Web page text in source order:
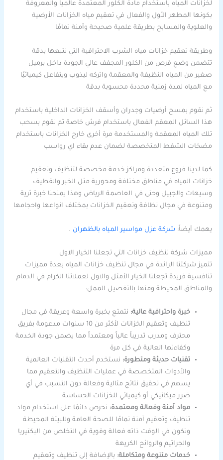
لخزانات المياه باستخدام مادة الكلور المعتمدة عالمياً والمعروفة
بكونها المطهر الأول والفعال في تعقيم مياه الخزانات الأرضية
والعلوية والمسابح بطريقة علمية صحيحة وآمنة تمامًا
وطريقة تعقيم خزانات مياه الشرب الاحترافية التي نتبعها بدقة
تتضمن وضع قرص من الكلور المجفف عالي الجودة داخل برميل
صغير من المياه النظيفة والمعقمة واتركه ليذوب ويتفاعل كيميائيًا
مع المياه لمدة زمنية محددة محسوبة بدقة
ثم نقوم بمسح أرضيات وجدران وأسقف الخزانات الداخلية باستخدام
هذا السائل المعقم الفعال باستخدام فرش خاصة ثم نقوم بسحب
تلك المياه المعقمة والمستخدمة مرة أخرى خارج الخزانات باستخدام
مضخات الشفط المتخصصة لضمان عدم بقاء اي رواسب
كما لدينا فروع متعددة ومراكز خدمة مخصصة لتنظيف وتعقيم
خزانات المياه في مناطق مختلفة ومحورية مثل الخبر والقطيف
وسيهات والجبيل وحتى في العاصمة الرياض وهذا يمنحنا خبرة ثرية
ومتنوعة في مجال نظافة وتعقيم الخزانات بمختلف انواعها واحجامها
يهمك أيضاً: شركة عزل مواسير المياه بالظهران .
مميزات شركة تنظيف خزانات التي تجعلنا الخيار الاول
تتميز شركتنا الرائدة في مجال تنظيف خزانات المياه بعدة مميزات
تنافسية فريدة تجعلنا الخيار الأمثل والاول لعملائنا الكرام في الدمام
والمناطق المحيطة ومنها بالتفصيل الممل:
خبرة واحترافية عالية: نتمتع بخبرة واسعة وعريقة في مجال
تنظيف وتعقيم الخزانات لأكثر من 10 سنوات مدعومة بفريق
محترف ومدرب تدريباً عالياً ومعتمداً مما يضمن جودة الخدمة
وكفاءتها العالية في كل مرة
تقنيات حديثة ومتطورة: نستخدم أحدث التقنيات العالمية
والأدوات المتخصصة في عمليات التنظيف والتعقيم مما
يسهم في تحقيق نتائج مثالية وفعالة دون التسبب في أي
ضرر ميكانيكي أو كيميائي للخزانات الحساسة
مواد آمنة وفعالة ومعتمدة: نحرص دائمًا على استخدام مواد
تنظيف وتعقيم آمنة تمامًا للصحة العامة وللبيئة المحيطة
وتكون في الوقت ذاته فعالة وقوية في التخلص من البكتيريا
والجراثيم والروائح الكريهة
خدمات متنوعة ومتكاملة: بالإضافة إلى تنظيف وتعقيم